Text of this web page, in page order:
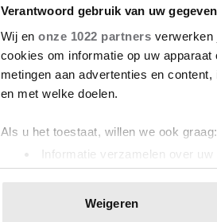
Verantwoord gebruik van uw
Wij en onze 1022 partners verwerken
cookies om informatie op uw
metingen aan advertenties en
en met welke doelen.
Als u het toestaat, willen we ook graag:
Informatie verzamelen over
Uw apparaat identificeren
toestemming op elk moment wijzigen
Weigeren